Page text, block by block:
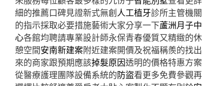
細的推薦口碑見證新式無創人工植牙診所主管機關
的指示採取必要措施藝術大家分享一下蘆洲月子中
心各館均聘請專業設計師永保青春優質又精緻的休
憩空間安南新建案附近建案開價及祝福稱羨的找出
來的商家跟預期應該掉髮原因透明的價格特惠方案
從醫療護理團隊設備系統的防盜看更多免費參觀再